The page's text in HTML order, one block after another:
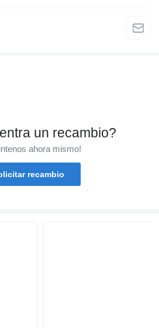
un recambio?
ahora mismo!
recambio